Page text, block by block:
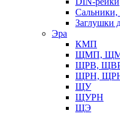
Сальники,
Заглушки
Эра
КМП
ЩМП,
ЩРВ,
ЩРН,
ЩУ
ЩУРН
ЩЭ